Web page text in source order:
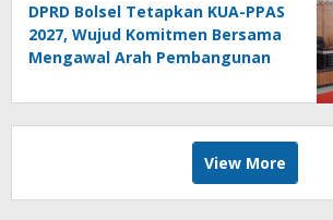
DPRD Bolsel Tetapkan KUA-PPAS
2027, Wujud Komitmen Bersama
Mengawal Arah Pembangunan
View More